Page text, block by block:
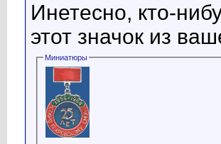
Инетесно, кто-
этот значок из
Миниатюры